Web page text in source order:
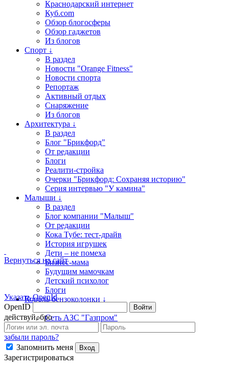
Вернуться на сайт
Указать OpenId
OpenID
Войти
действуй, бро
забыли пароль?
Запомнить меня
Вход
Зарегистрироваться
Краснодарский интернет
Куб.com
Обзор блогосферы
Обзор гаджетов
Из блогов
Спорт ↓
В раздел
Новости "Orange Fitness"
Новости спорта
Репортаж
Активный отдых
Снаряжение
Из блогов
Архитектура ↓
В раздел
Блог "Брикфорд"
От редакции
Блоги
Реалити-стройка
Очерки "Брикфорд: Сохраняя историю"
Серия интервью "У камина"
Малыши ↓
В раздел
Блог компании "Малыш"
От редакции
Кока Тубе: тест-драйв
История игрушек
Дети – не помеха
Бизнес-мама
Будущим мамочкам
Детский психолог
Блоги
Король бензоколонки ↓
Сеть АЗС "Газпром"